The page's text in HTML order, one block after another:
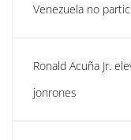
Venezuela no
Ronald Acuña Jr.
jonrones